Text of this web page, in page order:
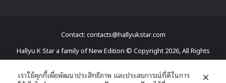
Contact: contacts@hallyukstar.com
Hallyu K Star a family of New Edition © Copyright 2026, All Rights
เราใช้คุกกี้เพื่อพัฒนาประสิทธิภาพ และประสบการณ์ที่ดีในการ